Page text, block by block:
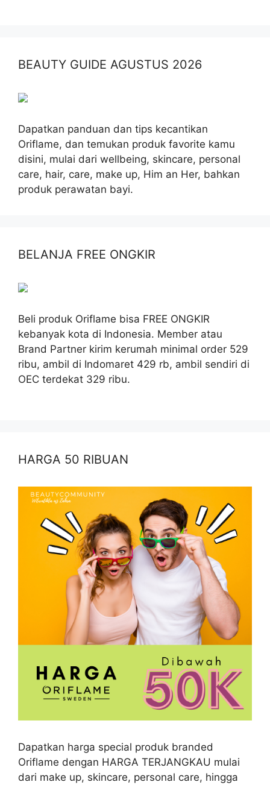
BEAUTY GUIDE AGUSTUS 2026
Dapatkan panduan dan tips kecantikan
Oriflame, dan temukan produk favorite kamu
disini, mulai dari wellbeing, skincare, personal
care, hair, care, make up, Him an Her, bahkan
produk perawatan bayi.
BELANJA FREE ONGKIR
Beli produk Oriflame bisa FREE ONGKIR
kebanyak kota di Indonesia. Member atau
Brand Partner kirim kerumah minimal order 529
ribu, ambil di Indomaret 429 rb, ambil sendiri di
OEC terdekat 329 ribu.
HARGA 50 RIBUAN
Dapatkan harga special produk branded
Oriflame dengan HARGA TERJANGKAU mulai
dari make up, skincare, personal care, hingga